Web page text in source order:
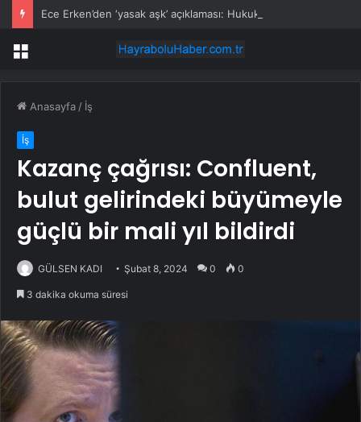
Menü
Anasayfa / İş
İş
Kazanç çağrısı: Confluent,
bulut gelirindeki büyümeyle
güçlü bir mali yıl bildirdi
GÜLSEN KADI Şubat 8, 2024 0 0
3 dakika okuma süresi